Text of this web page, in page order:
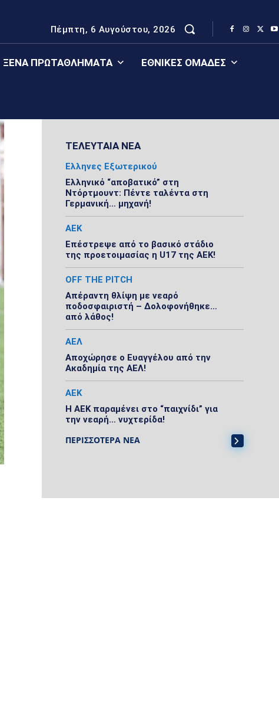
Πέμπτη, 6 Αυγούστου, 2026
ΞΈΝΑ ΠΡΩΤΑΘΛΉΜΑΤΑ ΕΘΝΙΚΈΣ ΟΜΆΔΕΣ
ΤΕΛΕΥΤΑΙΑ ΝΕΑ
Ελληνες Εξωτερικού
Ελληνικό “αποβατικό” στη
Ντόρτμουντ: Πέντε ταλέντα στη
Γερμανική… μηχανή!
ΑΕΚ
Επέστρεψε από το βασικό στάδιο
της προετοιμασίας η U17 της ΑΕΚ!
OFF THE PITCH
Απέραντη θλίψη με νεαρό
ποδοσφαιριστή – Δολοφονήθηκε…
από λάθος!
ΑΕΛ
Αποχώρησε ο Ευαγγέλου από την
Ακαδημία της ΑΕΛ!
ΑΕΚ
Η ΑΕΚ παραμένει στο “παιχνίδι” για
την νεαρή… νυχτερίδα!
ΠΕΡΙΣΣΟΤΕΡΑ ΝΕΑ